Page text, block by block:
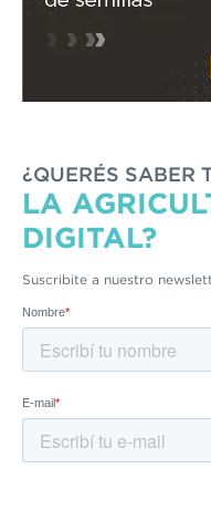
¿QUERÉS SABER
LA
DIGITAL?
Suscribite a nuestro